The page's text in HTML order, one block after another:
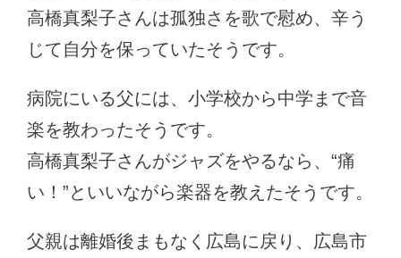
高橋真梨子さんは孤独さを歌で慰め、辛う
じて自分を保っていたそうです。
病院にいる父には、小学校から中学まで音
楽を教わったそうです。
高橋真梨子さんがジャズをやるなら、“痛
い！”といいながら楽器を教えたそうです。
父親は離婚後まもなく広島に戻り、広島市